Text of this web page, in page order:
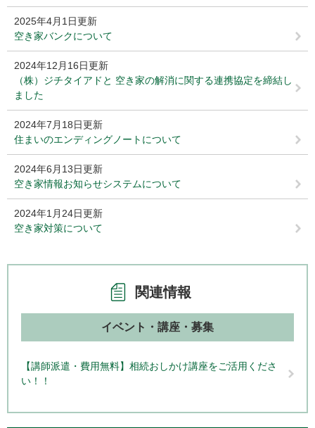
2025年4月1日更新
空き家バンクについて
2024年12月16日更新
（株）ジチタイアドと 空き家の解消に関する連携協定を締結し
ました
2024年7月18日更新
住まいのエンディングノートについて
2024年6月13日更新
空き家情報お知らせシステムについて
2024年1月24日更新
空き家対策について
関連情報
イベント・講座・募集
【講師派遣・費用無料】相続おしかけ講座をご活用くださ
い！！